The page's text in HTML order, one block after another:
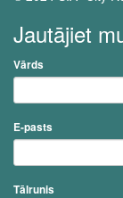
Jautājiet
Vārds
E-pasts
Tālrunis